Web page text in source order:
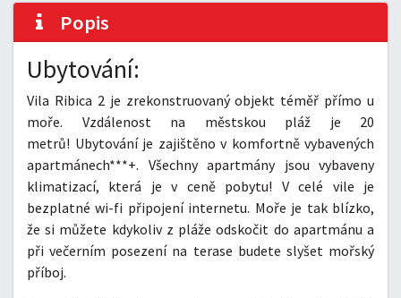
Popis
Ubytování:
Vila Ribica 2 je zrekonstruovaný objekt téměř přímo u
moře. Vzdálenost na městskou pláž je 20
metrů! Ubytování je zajištěno v komfortně vybavených
apartmánech***+. Všechny apartmány jsou vybaveny
klimatizací, která je v ceně pobytu! V celé vile je
bezplatné wi-fi připojení internetu. Moře je tak blízko,
že si můžete kdykoliv z pláže odskočit do apartmánu a
při večerním posezení na terase budete slyšet mořský
příboj.